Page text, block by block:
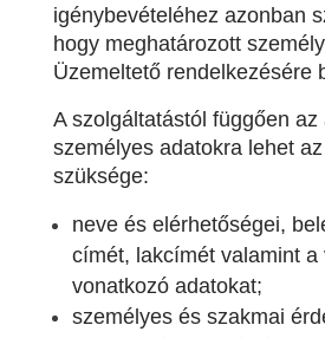
igénybevételéhez azonban
hogy meghatározott
Üzemeltető rendelkezésére
A szolgáltatástól függően az
személyes adatokra lehet
szüksége:
neve és elérhetőségei,
címét, lakcímét valamint a
vonatkozó adatokat;
személyes és szakmai